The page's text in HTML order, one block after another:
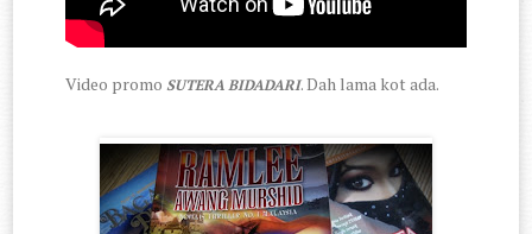
Video promo SUTERA BIDADARI. Dah lama kot ada.